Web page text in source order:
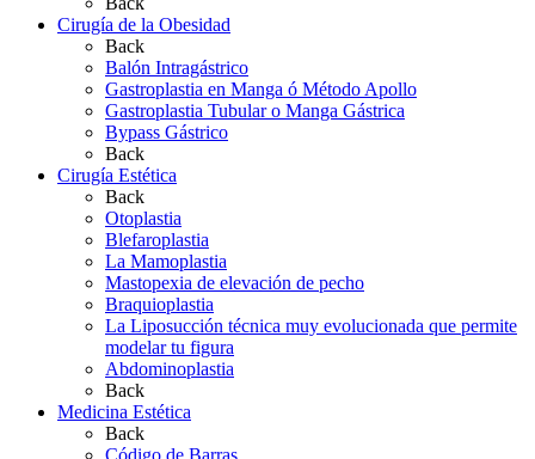
Cirugía de la Obesidad
Back
Balón Intragástrico
Gastroplastia en Manga ó Método Apollo
Gastroplastia Tubular o Manga Gástrica
Bypass Gástrico
Back
Cirugía Estética
Back
Otoplastia
Blefaroplastia
La Mamoplastia
Mastopexia de elevación de pecho
Braquioplastia
La Liposucción técnica muy evolucionada que permite
modelar tu figura
Abdominoplastia
Back
Medicina Estética
Back
Código de Barras